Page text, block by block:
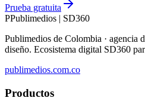
Prueba gratuita
PPublimedios | SD360
Publimedios de Colombia · agencia
diseño. Ecosistema digital SD360
publimedios.com.co
Productos